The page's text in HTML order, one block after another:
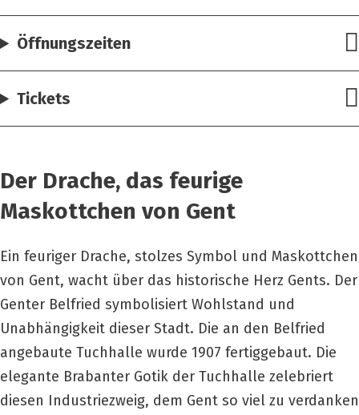
Öffnungszeiten
Tickets
Der Drache, das feurige
Maskottchen von Gent
Ein feuriger Drache, stolzes Symbol und Maskottchen
von Gent, wacht über das historische Herz Gents. Der
Genter Belfried symbolisiert Wohlstand und
Unabhängigkeit dieser Stadt. Die an den Belfried
angebaute Tuchhalle wurde 1907 fertiggebaut. Die
elegante Brabanter Gotik der Tuchhalle zelebriert
diesen Industriezweig, dem Gent so viel zu verdanken